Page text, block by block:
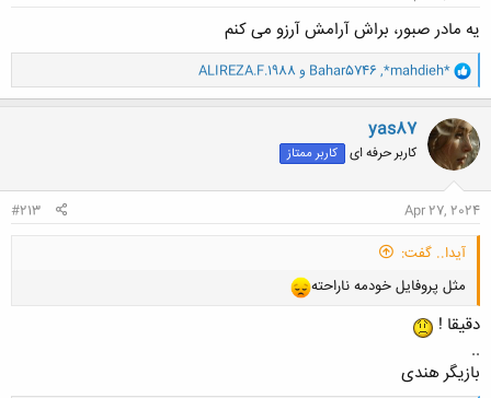
یه مادر صبور، براش آرامش آرزو می کنم
و
ا
ک
ن
ش
ه
ا
*mahdieh*
,
Bahar5746 و ALIREZA.F.1988
yas87
کاربر حرفه ای کاربر ممتاز
Apr 27, 2024
#213
آیدا.. گفت:
مثل پروفایل خودمه ناراحته
دقیقا !
..
بازیگر هندی